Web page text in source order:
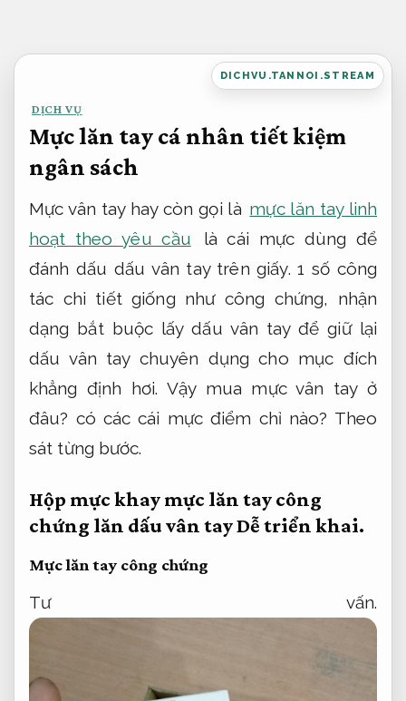
dung
DICHVU.TANNOI.STREAM
DỊCH VỤ
Mực lăn tay cá nhân tiết kiệm
ngân sách
Mực vân tay hay còn gọi là mực lăn tay linh
hoạt theo yêu cầu
là cái mực dùng để
đánh dấu dấu vân tay trên giấy. 1 số công
tác chi tiết giống như công chứng, nhận
dạng bắt buộc lấy dấu vân tay để giữ lại
dấu vân tay chuyên dụng cho mục đích
khẳng định hơi. Vậy mua mực vân tay ở
đâu? có các cái mực điểm chỉ nào? Theo
sát từng bước.
Hộp mực khay mực lăn tay công
chứng lăn dấu vân tayDễ triển khai.
Mực lăn tay công chứng
Tư vấn.